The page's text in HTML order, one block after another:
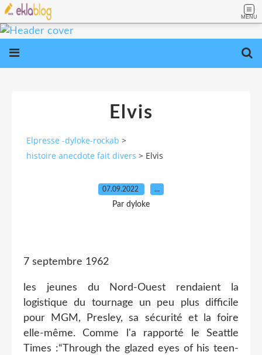
MENU
Elvis
Elpresse -dyloke-rockab >
histoire anecdote fait divers > Elvis
07.09.2022 …
Par dyloke
7 septembre 1962
les jeunes du Nord-Ouest rendaient la
logistique du tournage un peu plus difficile
pour MGM, Presley, sa sécurité et la foire
elle-même. Comme l'a rapporté le Seattle
Times :“Through the glazed eyes of his teen-